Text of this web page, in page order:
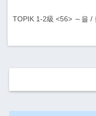
TOPIK 1-2級 <56> ～을 /